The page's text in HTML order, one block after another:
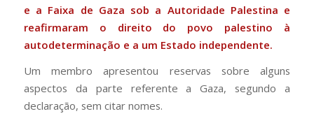
e a Faixa de Gaza sob a Autoridade Palestina e
reafirmaram o direito do povo palestino à
autodeterminação e a um Estado independente.
Um membro apresentou reservas sobre alguns
aspectos da parte referente a Gaza, segundo a
declaração, sem citar nomes.